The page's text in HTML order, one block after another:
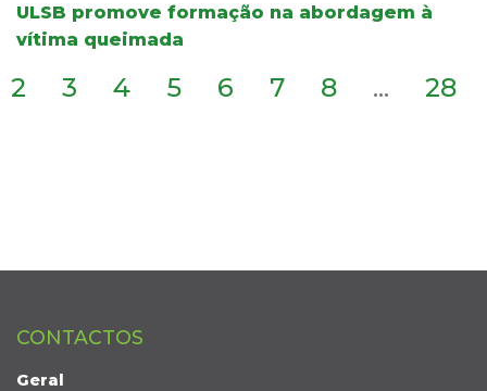
ULSB promove formação na abordagem à
vítima queimada
2 3 4 5 6 7 8 ... 28
CONTACTOS
Geral